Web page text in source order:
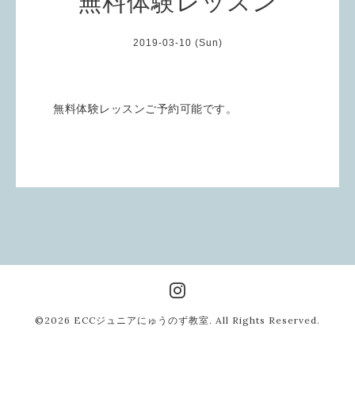
2019-03-10 (Sun)
無料体験レッスンご予約可能です。
©2026 ECCジュニアにゅうのず教室. All Rights Reserved.